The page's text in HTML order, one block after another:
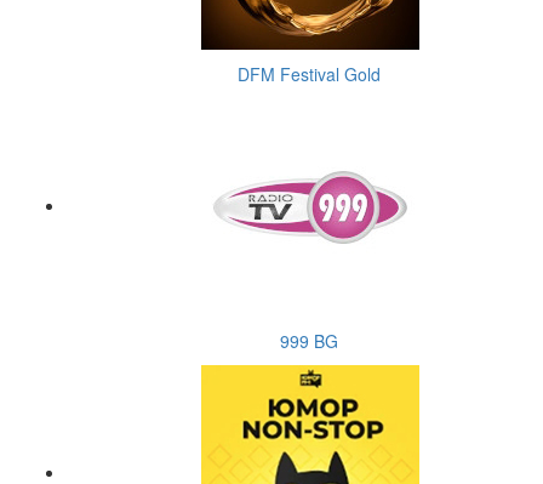
DFM Festival Gold
999 BG